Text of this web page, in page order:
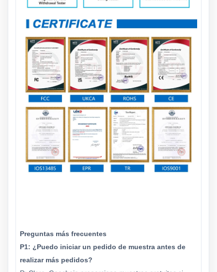
Preguntas más frecuentes
P1: ¿Puedo iniciar un pedido de muestra antes de
realizar más pedidos?